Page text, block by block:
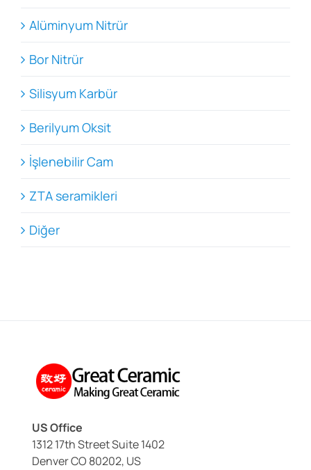
Alüminyum Nitrür
Bor Nitrür
Silisyum Karbür
Berilyum Oksit
İşlenebilir Cam
ZTA seramikleri
Diğer
US Office
1312 17th Street Suite 1402
Denver CO 80202, US